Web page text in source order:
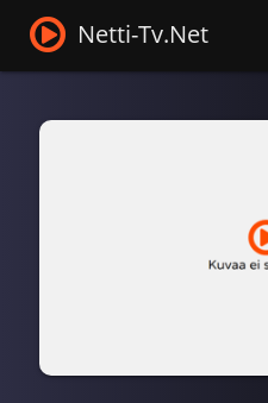
Netti-Tv.Net